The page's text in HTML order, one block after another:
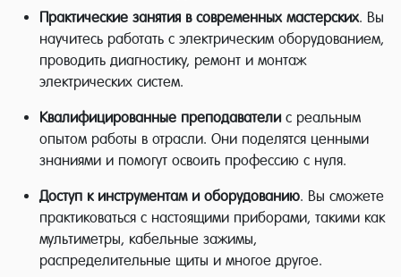
Практические занятия в современных мастерских. Вы
научитесь работать с электрическим оборудованием,
проводить диагностику, ремонт и монтаж
электрических систем.
Квалифицированные преподавателис реальным
опытом работы в отрасли. Они поделятся ценными
знаниями и помогут освоить профессию с нуля.
Доступ к инструментам и оборудованию. Вы сможете
практиковаться с настоящими приборами, такими как
мультиметры, кабельные зажимы,
распределительные щиты и многое другое.